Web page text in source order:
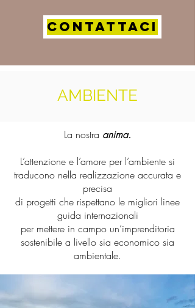
CONTATTACI
AMBIENTE
La nostra anima.
L’attenzione e l’amore per l’ambiente si
traducono nella realizzazione accurata e
precisa
di progetti che rispettano le migliori linee
guida internazionali
per mettere in campo un’imprenditoria
sostenibile a livello sia economico sia
ambientale.